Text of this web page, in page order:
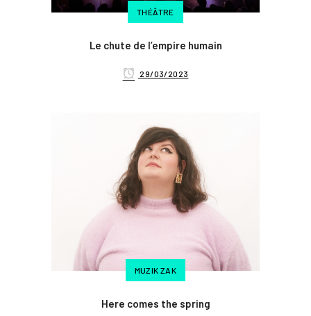
THÉÂTRE
Le chute de l’empire humain
29/03/2023
MUZIK ZAK
Here comes the spring